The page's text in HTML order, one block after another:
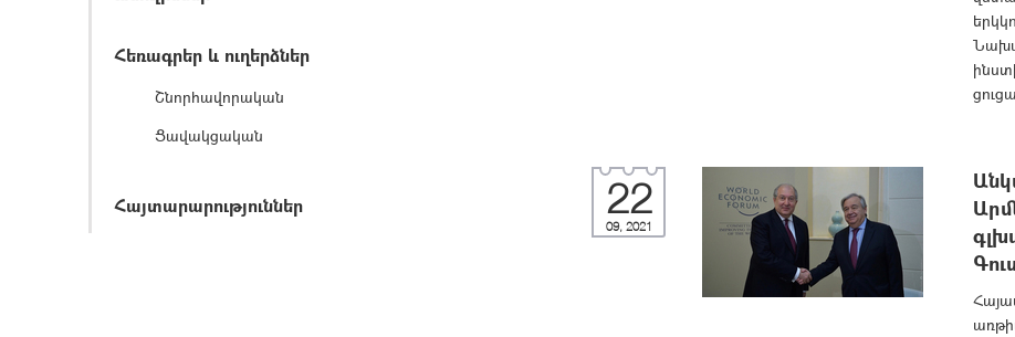
Հեռագրեր և ուղերձներ
Շնորհավորական
Ցավակցական
Հայտարարություններ 22
09, 2021